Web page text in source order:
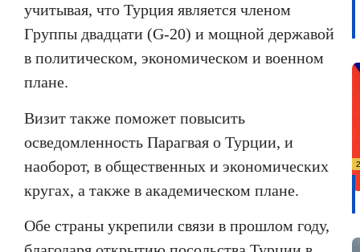
учитывая, что Турция является членом
Группы двадцати (G-20) и мощной державой
в политическом, экономическом и военном
плане.
Визит также поможет повысить
осведомленность Парагвая о Турции, и
наоборот, в общественных и экономических
кругах, а также в академическом плане.
Обе страны укрепили связи в прошлом году,